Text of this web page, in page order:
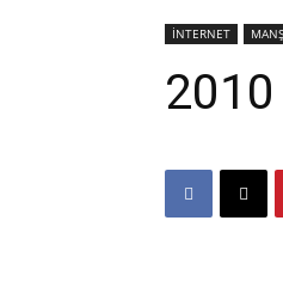
İNTERNET